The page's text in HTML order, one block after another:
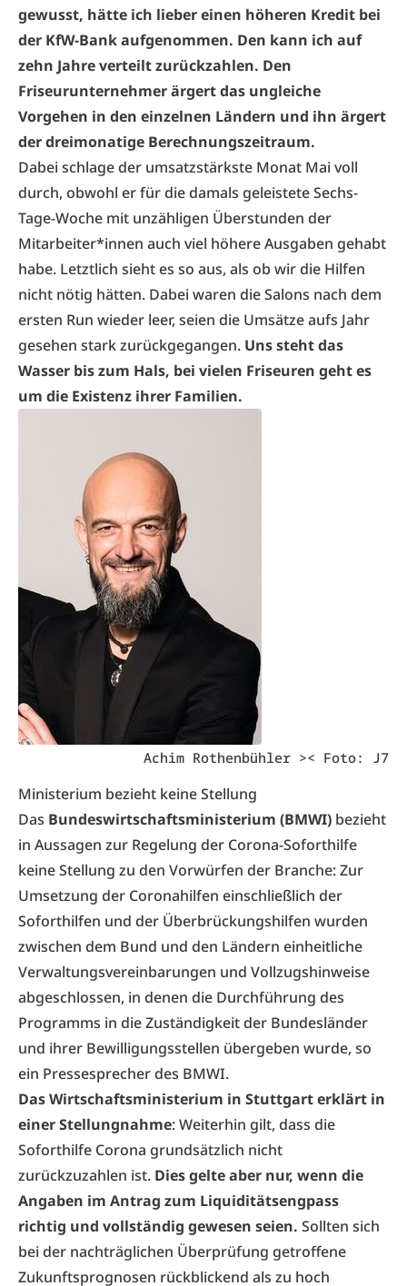
gewusst, hätte ich lieber einen höheren Kredit bei
der KfW-Bank aufgenommen. Den kann ich auf
zehn Jahre verteilt zurückzahlen. Den
Friseurunternehmer ärgert das ungleiche
Vorgehen in den einzelnen Ländern und ihn ärgert
der dreimonatige Berechnungszeitraum.
Dabei schlage der umsatzstärkste Monat Mai voll
durch, obwohl er für die damals geleistete Sechs-
Tage-Woche mit unzähligen Überstunden der
Mitarbeiter*innen auch viel höhere Ausgaben gehabt
habe. Letztlich sieht es so aus, als ob wir die Hilfen
nicht nötig hätten. Dabei waren die Salons nach dem
ersten Run wieder leer, seien die Umsätze aufs Jahr
gesehen stark zurückgegangen. Uns steht das
Wasser bis zum Hals, bei vielen Friseuren geht es
um die Existenz ihrer Familien.
Achim Rothenbühler >< Foto: J7
Ministerium bezieht keine Stellung
Das Bundeswirtschaftsministerium (BMWI) bezieht
in Aussagen zur Regelung der Corona-Soforthilfe
keine Stellung zu den Vorwürfen der Branche: Zur
Umsetzung der Coronahilfen einschließlich der
Soforthilfen und der Überbrückungshilfen wurden
zwischen dem Bund und den Ländern einheitliche
Verwaltungsvereinbarungen und Vollzugshinweise
abgeschlossen, in denen die Durchführung des
Programms in die Zuständigkeit der Bundesländer
und ihrer Bewilligungsstellen übergeben wurde, so
ein Pressesprecher des BMWI.
Das Wirtschaftsministerium in Stuttgart erklärt in
einer Stellungnahme: Weiterhin gilt, dass die
Soforthilfe Corona grundsätzlich nicht
zurückzuzahlen ist. Dies gelte aber nur, wenn die
Angaben im Antrag zum Liquiditätsengpass
richtig und vollständig gewesen seien. Sollten sich
bei der nachträglichen Überprüfung getroffene
Zukunftsprognosen rückblickend als zu hoch